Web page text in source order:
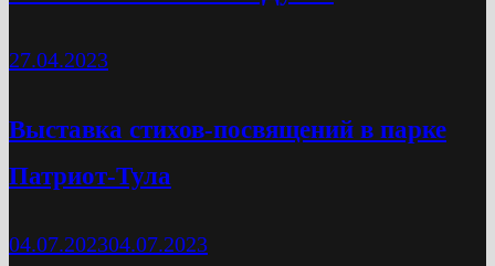
27.04.2023
Выставка стихов-посвящений в парке
Патриот-Тула
04.07.202304.07.2023